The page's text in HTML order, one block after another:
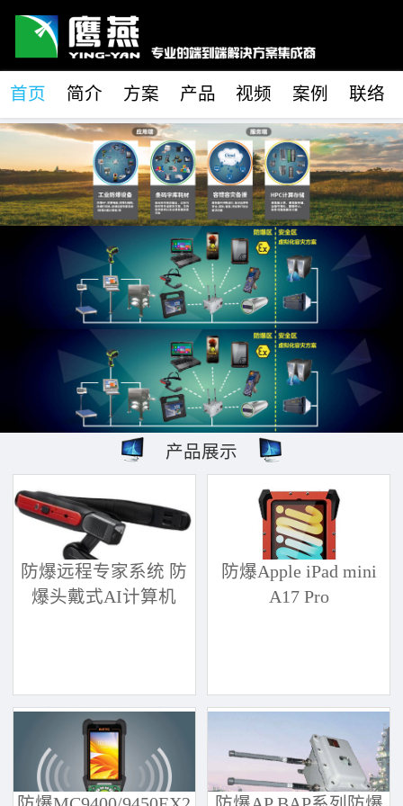
首页 简介 方案 产品 视频 案例 联络
产品展示
防爆远程专家系统 防
爆头戴式AI计算机
防爆Apple iPad mini
A17 Pro